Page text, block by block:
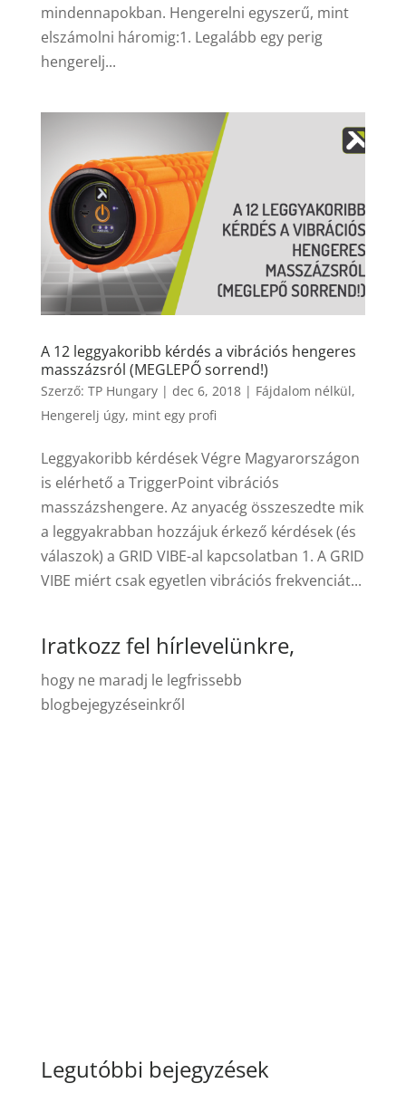
mindennapokban. Hengerelni egyszerű, mint
elszámolni háromig:1. Legalább egy perig
hengerelj...
A 12 leggyakoribb kérdés a vibrációs hengeres
masszázsról (MEGLEPŐ sorrend!)
Szerző: TP Hungary| dec 6, 2018| Fájdalom nélkül,
Hengerelj úgy, mint egy profi
Leggyakoribb kérdések Végre Magyarországon
is elérhető a TriggerPoint vibrációs
masszázshengere. Az anyacég összeszedte mik
a leggyakrabban hozzájuk érkező kérdések (és
válaszok) a GRID VIBE-al kapcsolatban 1. A GRID
VIBE miért csak egyetlen vibrációs frekvenciát...
Iratkozz fel hírlevelünkre,
hogy ne maradj le legfrissebb
blogbejegyzéseinkről
Legutóbbi bejegyzések